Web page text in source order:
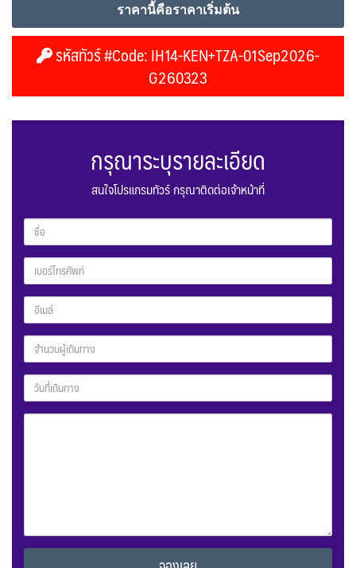
ราคานี้คือราคาเริ่มต้น
รหัสทัวร์ #Code: IH14-KEN+TZA-01Sep2026-
G260323
กรุณาระบุรายละเอียด
สนใจโปรแกรมทัวร์ กรุณาติดต่อเจ้าหน้าที่